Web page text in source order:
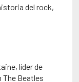
del rock,
líder de
The Beatles